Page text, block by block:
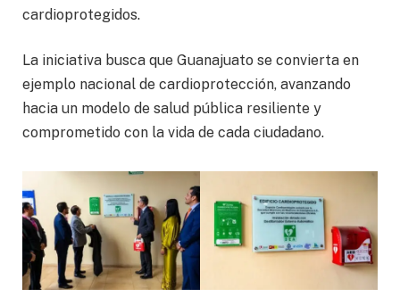
cardioprotegidos.
La iniciativa busca que Guanajuato se convierta en
ejemplo nacional de cardioprotección, avanzando
hacia un modelo de salud pública resiliente y
comprometido con la vida de cada ciudadano.